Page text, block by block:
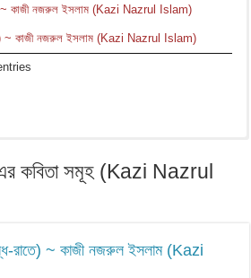
কাজী নজরুল ইসলাম (Kazi Nazrul Islam)
~ কাজী নজরুল ইসলাম (Kazi Nazrul Islam)
কবিতা সমূহ (Kazi Nazrul
~ কাজী নজরুল ইসলাম (Kazi